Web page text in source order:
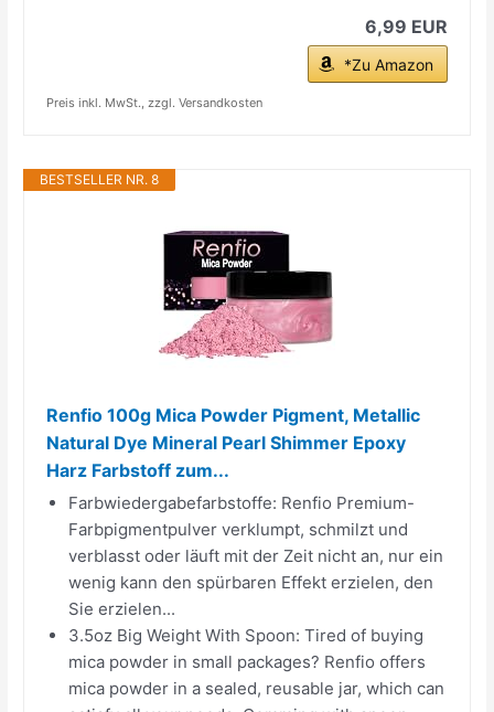
6,99 EUR
*Zu Amazon
Preis inkl. MwSt., zzgl. Versandkosten
BESTSELLER NR. 8
Renfio 100g Mica Powder Pigment, Metallic
Natural Dye Mineral Pearl Shimmer Epoxy
Harz Farbstoff zum...
Farbwiedergabefarbstoffe: Renfio Premium-
Farbpigmentpulver verklumpt, schmilzt und
verblasst oder läuft mit der Zeit nicht an, nur ein
wenig kann den spürbaren Effekt erzielen, den
Sie erzielen...
3.5oz Big Weight With Spoon: Tired of buying
mica powder in small packages? Renfio offers
mica powder in a sealed, reusable jar, which can